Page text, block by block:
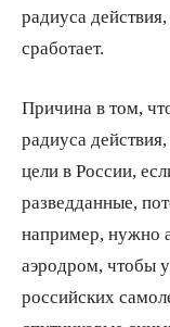
радиуса
сработает.
Причина в том,
радиуса
цели в России,
разведданные,
например, нужно
аэродром, чтобы
российских